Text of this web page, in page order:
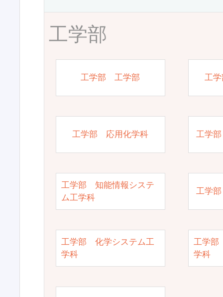
工学部
工学部 工学部 工
工学部 応用化学科 工学
工学部 知能情報システ
ム工学科
工学
工学部 化学システム工
学科
工学部
学科